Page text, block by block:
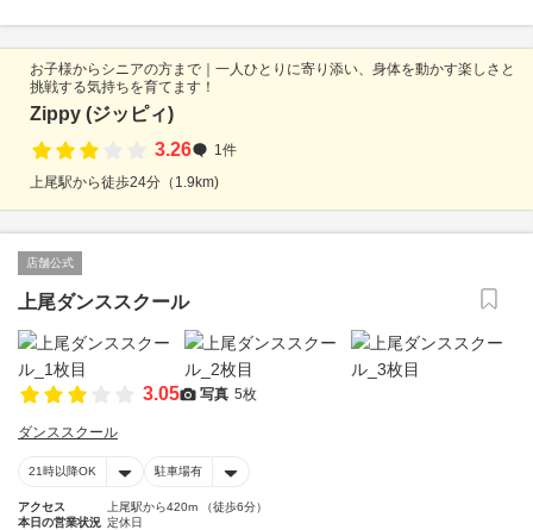
お子様からシニアの方まで｜一人ひとりに寄り添い、身体を動かす楽しさと
挑戦する気持ちを育てます！
Zippy (ジッピィ)
3.26
1件
上尾駅から徒歩24分（1.9km)
店舗公式
上尾ダンススクール
3.05 写真 5枚
ダンススクール
21時以降OK 駐車場有
アクセス
上尾駅から420m （徒歩6分）
本日の営業状況 定休日